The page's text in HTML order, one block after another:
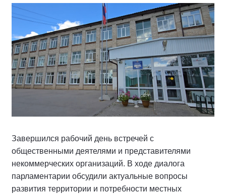
Завершился рабочий день встречей с
общественными деятелями и представителями
некоммерческих организаций. В ходе диалога
парламентарии обсудили актуальные вопросы
развития территории и потребности местных